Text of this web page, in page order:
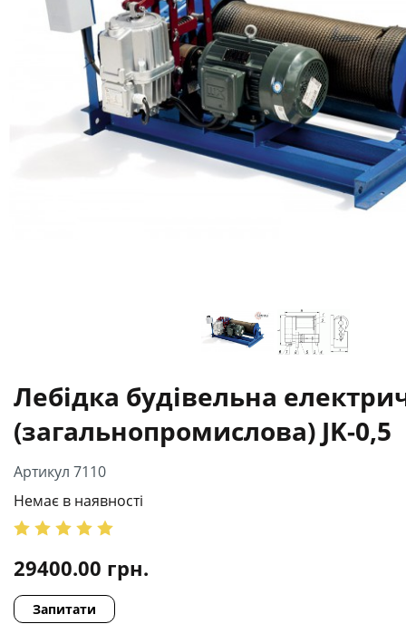
Лебідка будівельна
(загальнопромислова) JK-0,5
Артикул 7110
Немає в наявності
29400.00 грн.
Запитати